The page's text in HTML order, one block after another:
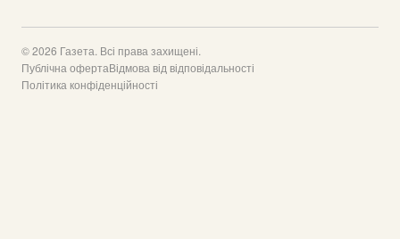
© 2026 Газета. Всі права захищені.
Публічна офертаВідмова від відповідальності
Політика конфіденційності